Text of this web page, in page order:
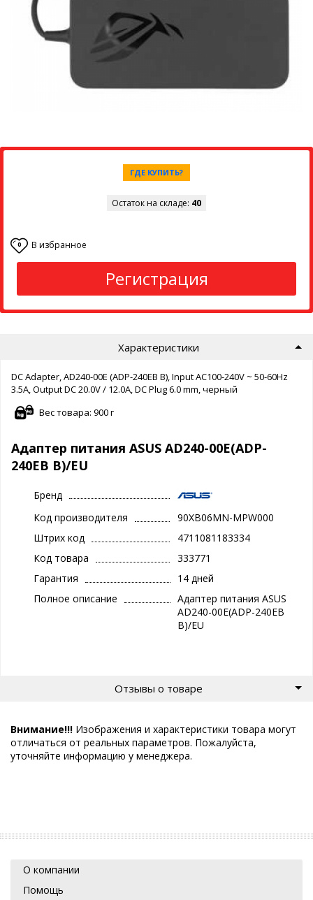
ГДЕ КУПИТЬ?
Остаток на складе: 40
0 В избранное
Регистрация
Характеристики
DC Adapter, AD240-00E (ADP-240EB B), Input AC100-240V ~ 50-60Hz
3.5A, Output DC 20.0V / 12.0A, DC Plug 6.0 mm, черный
Вес товара: 900 г
Адаптер питания ASUS AD240-00E(ADP-
240EB B)/EU
Бренд
Код производителя
90XB06MN-MPW000
Штрих код
4711081183334
Код товара
333771
Гарантия
14 дней
Полное описание
Адаптер питания ASUS
AD240-00E(ADP-240EB
B)/EU
Отзывы о товаре
Внимание!!! Изображения и характеристики товара могут
отличаться от реальных параметров. Пожалуйста,
уточняйте информацию у менеджера.
О компании
Помощь